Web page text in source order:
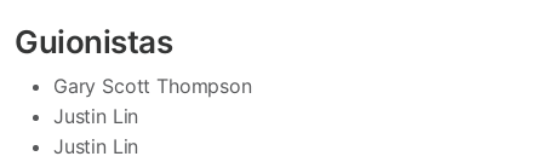
Guionistas
Gary Scott Thompson
Justin Lin
Justin Lin